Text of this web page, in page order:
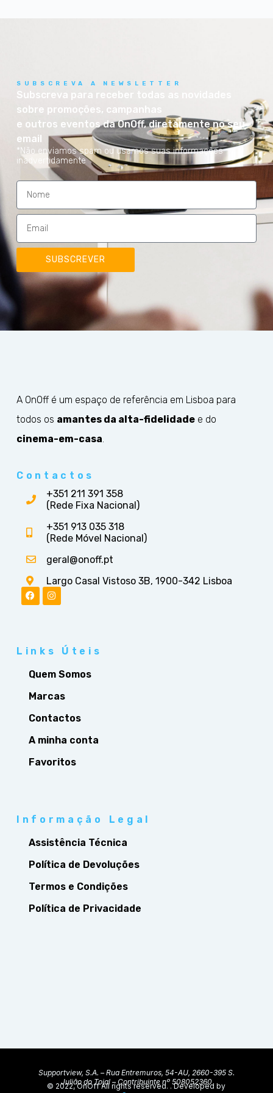
SUBSCREVA A NEWSLETTER
Subscreva para receber todas as novidades
sobre promoções, campanhas
e outros eventos da OnOff, diretamente no seu
email
*Não enviamos spam ou usamos suas informações
inadvertidamente
SUBSCREVER
A OnOff é um espaço de referência em Lisboa para
todos os amantes da alta-fidelidadee do
cinema-em-casa
Contactos
+351 211 391 358
(Rede Fixa Nacional)
+351 913 035 318
(Rede Móvel Nacional)
geral@onoff.pt
Largo Casal Vistoso 3B, 1900-342 Lisboa
Links Úteis
Quem Somos
Marcas
Contactos
A minha conta
Favoritos
Informação Legal
Assistência Técnica
Política de Devoluções
Termos e Condições
Política de Privacidade
Supportview, S.A. – Rua Entremuros, 54-AU, 2660-395 S.
Julião do Tojal – Contribuinte nº 508052360
© 2022, OnOff All rights reserved. . Developed by